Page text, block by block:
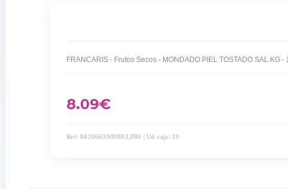
FRANCARIS - Frutos Secos - MONDADO PIEL TOSTADO SAL KG -
8.09€
Ref: 8420663000803,F80 | Ud caja: 10